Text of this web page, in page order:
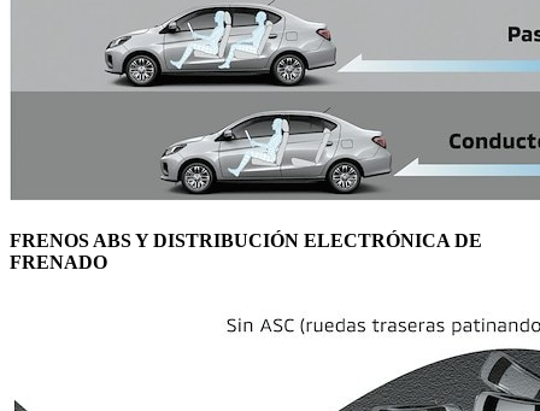
FRENOS ABS Y DISTRIBUCIÓN ELECTRÓNICA DE
FRENADO